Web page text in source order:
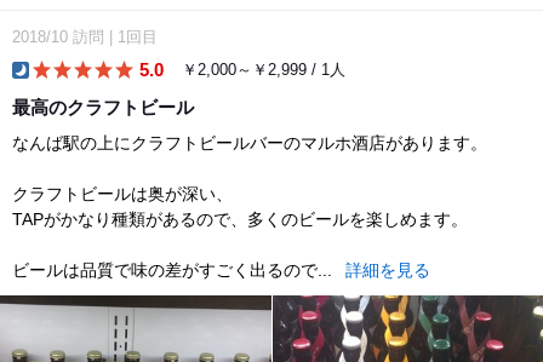
2018/10 訪問 1回目
5.0 ￥2,000～￥2,999 / 1人
最高のクラフトビール
なんば駅の上にクラフトビールバーのマルホ酒店があります。
クラフトビールは奥が深い、
TAPがかなり種類があるので、多くのビールを楽しめます。
ビールは品質で味の差がすごく出るので... 詳細を見る